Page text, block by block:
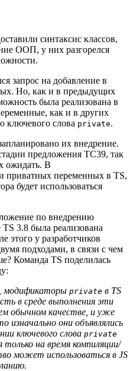
синтаксис классов,
ООП, у них разгорелся
запрос на добавление в
Но, как и в предыдущих
была реализована в
как и в других
слова private.
их внедрение.
предложения TC39, так
ожидать. В
приватных переменных в TS,
будет использоваться
по внедрению
3.8 была реализована
этого у разработчиков
подходами, в связи с чем
Команда TS поделилась
модификаторы private в TS
в среде выполнения эти
обычном качестве, и уже
они объявлялись
ключевого слова private
на время компиляции/
может использоваться в JS